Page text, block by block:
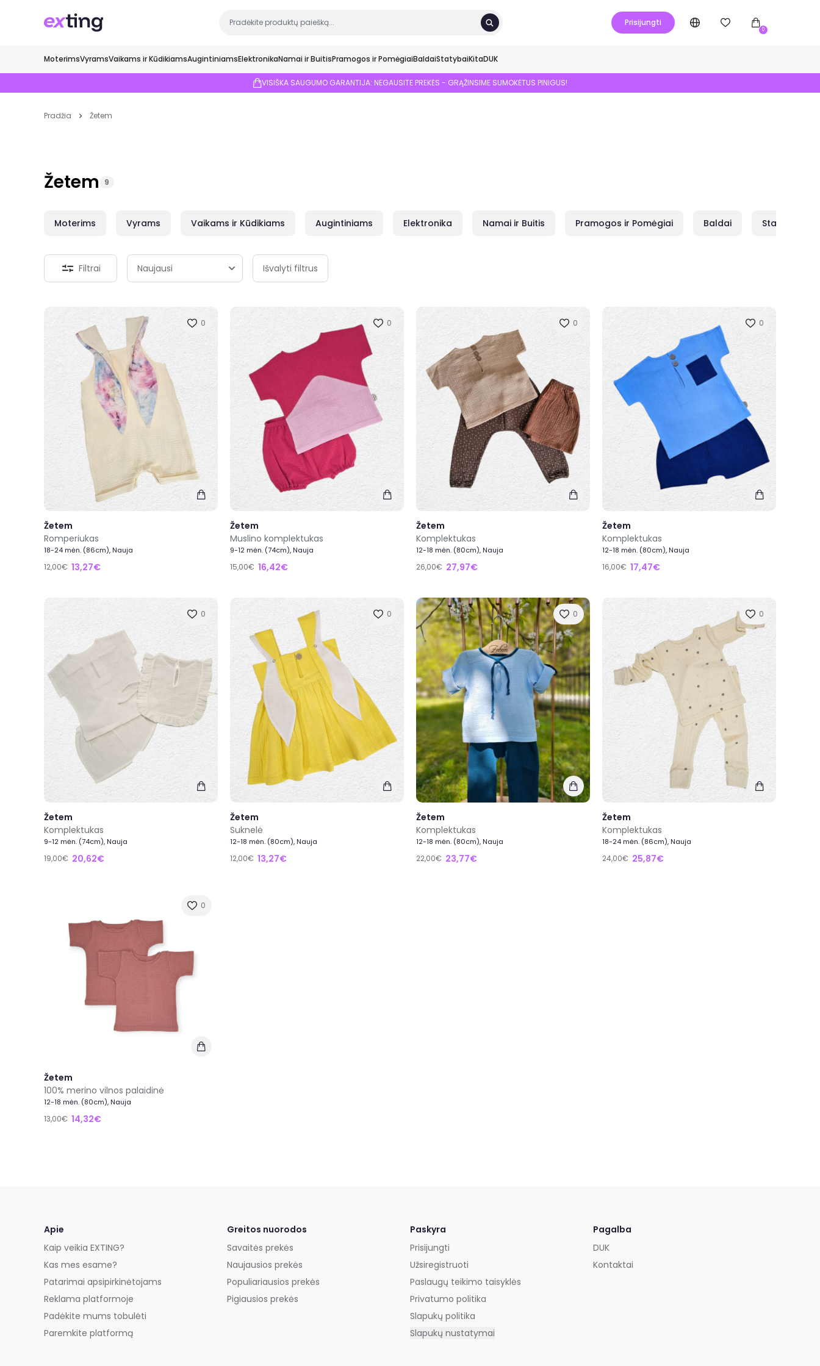
Prisijungti
0
MoterimsVyramsVaikams ir KūdikiamsAugintiniamsElektronikaNamai ir BuitisPramogos ir PomėgiaiBaldaiStatybaiKitaDUK
VISIŠKA SAUGUMO GARANTIJA: NEGAUSITE PREKĖS - GRĄŽINSIME SUMOKĖTUS PINIGUS!
Pradžia Žetem
Žetem 9
Moterims Vyrams Vaikams ir Kūdikiams Augintiniams Elektronika Namai ir Buitis Pramogos ir Pomėgiai Baldai Statybai
Filtrai Išvalyti filtrus
0
Žetem
Romperiukas
18-24 mėn. (86cm), Nauja
12,00€ 13,27€
0
Žetem
Muslino komplektukas
9-12 mėn. (74cm), Nauja
15,00€ 16,42€
0
Žetem
Komplektukas
12-18 mėn. (80cm), Nauja
26,00€ 27,97€
0
Žetem
Komplektukas
12-18 mėn. (80cm), Nauja
16,00€ 17,47€
0
Žetem
Komplektukas
9-12 mėn. (74cm), Nauja
19,00€ 20,62€
0
Žetem
Suknelė
12-18 mėn. (80cm), Nauja
12,00€ 13,27€
0
Žetem
Komplektukas
12-18 mėn. (80cm), Nauja
22,00€ 23,77€
0
Žetem
Komplektukas
18-24 mėn. (86cm), Nauja
24,00€ 25,87€
0
Žetem
100% merino vilnos palaidinė
12-18 mėn. (80cm), Nauja
13,00€ 14,32€
Apie
Kaip veikia EXTING?
Kas mes esame?
Patarimai apsipirkinėtojams
Reklama platformoje
Padėkite mums tobulėti
Paremkite platformą
Greitos nuorodos
Savaitės prekės
Naujausios prekės
Populiariausios prekės
Pigiausios prekės
Paskyra
Prisijungti
Užsiregistruoti
Paslaugų teikimo taisyklės
Privatumo politika
Slapukų politika
Slapukų nustatymai
Pagalba
DUK
Kontaktai